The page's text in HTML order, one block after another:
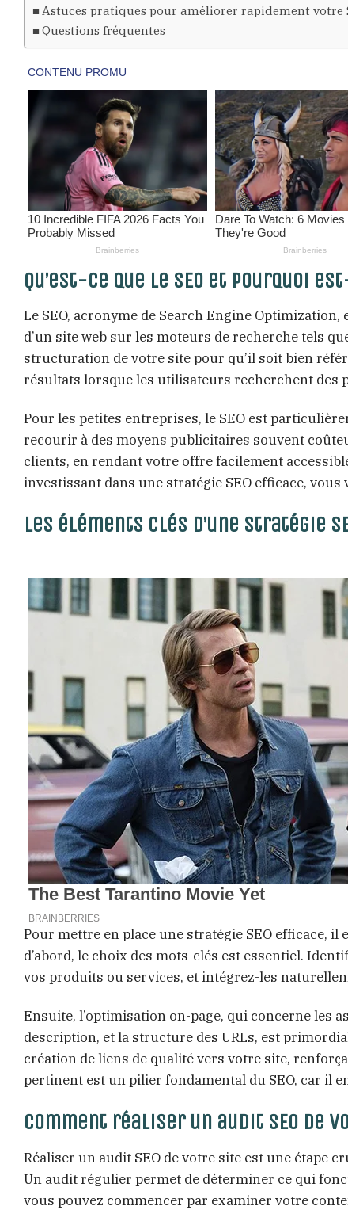
Astuces pratiques pour améliorer rapidement votre
Questions fréquentes
Qu’est-ce que le SEO et pourquoi
Le SEO, acronyme de Search Engine
d’un site web sur les moteurs de recherche tels
structuration de votre site pour qu’il soit bien
résultats lorsque les utilisateurs recherchent des
Pour les petites entreprises, le SEO est
recourir à des moyens publicitaires souvent
clients, en rendant votre offre facilement
investissant dans une stratégie SEO efficace,
Les éléments clés d’une stratégie
Pour mettre en place une stratégie SEO efficace,
d’abord, le choix des mots-clés est essentiel.
vos produits ou services, et intégrez-les
Ensuite, l’optimisation on-page, qui concerne les
description, et la structure des URLs, est
création de liens de qualité vers votre site,
pertinent est un pilier fondamental du SEO, car il
Comment réaliser un audit SEO de
Réaliser un audit SEO de votre site est une étape
Un audit régulier permet de déterminer ce qui
vous pouvez commencer par examiner votre